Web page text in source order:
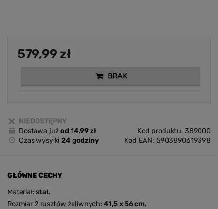
579,99 zł
BRAK
Dostawa jużod 14,99 zł
Czas wysyłki24 godziny
Kod produktu: 389000
Kod EAN: 5903890619398
GŁÓWNE CECHY
Materiał: stal.
Rozmiar 2 rusztów żeliwnych: 41,5 x 56 cm.